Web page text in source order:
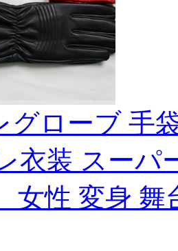
ローブ 手
衣装 スーパ
性 変身 舞